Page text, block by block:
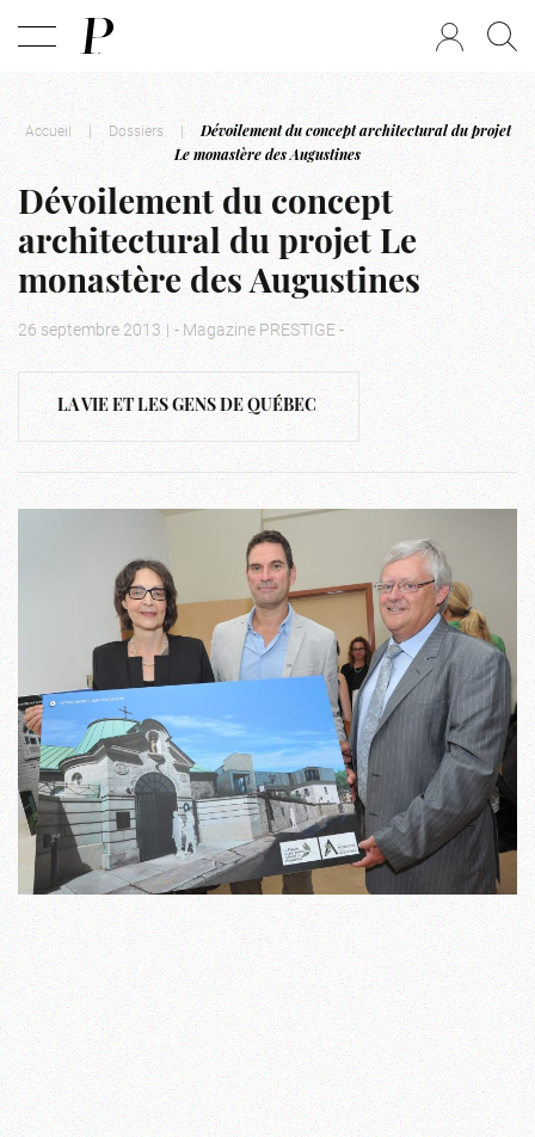
Accueil | Dossiers |
Dévoilement du concept architectural du projet
Le monastère des Augustines
Dévoilement du concept
architectural du projet Le
monastère des Augustines
26 septembre 2013 | - Magazine PRESTIGE -
LA VIE ET LES GENS DE QUÉBEC